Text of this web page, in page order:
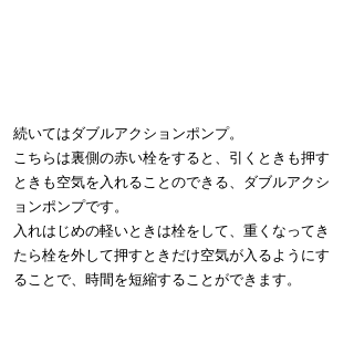
続いてはダブルアクションポンプ。
こちらは裏側の赤い栓をすると、引くときも押す
ときも空気を入れることのできる、ダブルアクシ
ョンポンプです。
入れはじめの軽いときは栓をして、重くなってき
たら栓を外して押すときだけ空気が入るようにす
ることで、時間を短縮することができます。